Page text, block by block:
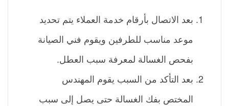
بعد الاتصال بأرقام خدمة العملاء يتم تحديد
موعد مناسب للطرفين ويقوم فني الصيانة
بفحص الغسالة لمعرفة سبب العطل.
بعد التأكد من السبب يقوم المهندس
المختص بفك الغسالة حتى يصل إلى سبب